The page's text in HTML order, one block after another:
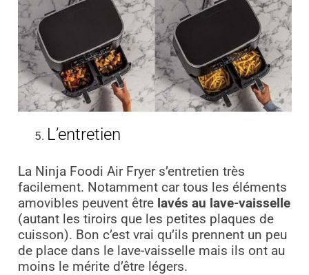
L’entretien
La Ninja Foodi Air Fryer s’entretien très
facilement. Notamment car tous les éléments
amovibles peuvent être lavés au lave-vaisselle
(autant les tiroirs que les petites plaques de
cuisson). Bon c’est vrai qu’ils prennent un peu
de place dans le lave-vaisselle mais ils ont au
moins le mérite d’être légers.